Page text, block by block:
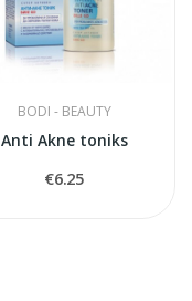
BODI - BEAUTY
Anti Akne toniks
€6.25